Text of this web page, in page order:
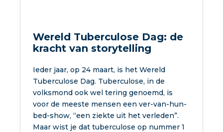
Wereld Tuberculose Dag: de
kracht van storytelling
Ieder jaar, op 24 maart, is het Wereld
Tuberculose Dag. Tuberculose, in de
volksmond ook wel tering genoemd, is
voor de meeste mensen een ver-van-hun-
bed-show, “een ziekte uit het verleden”.
Maar wist je dat tuberculose op nummer 1